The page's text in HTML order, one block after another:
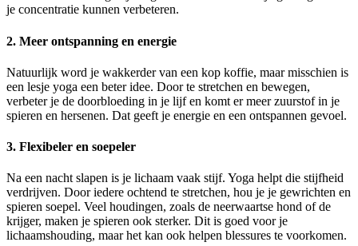
je concentratie kunnen verbeteren.
2. Meer ontspanning en energie
Natuurlijk word je wakkerder van een kop koffie, maar misschien is
een lesje yoga een beter idee. Door te stretchen en bewegen,
verbeter je de doorbloeding in je lijf en komt er meer zuurstof in je
spieren en hersenen. Dat geeft je energie en een ontspannen gevoel.
3. Flexibeler en soepeler
Na een nacht slapen is je lichaam vaak stijf. Yoga helpt die stijfheid
verdrijven. Door iedere ochtend te stretchen, hou je je gewrichten en
spieren soepel. Veel houdingen, zoals de neerwaartse hond of de
krijger, maken je spieren ook sterker. Dit is goed voor je
lichaamshouding, maar het kan ook helpen blessures te voorkomen.